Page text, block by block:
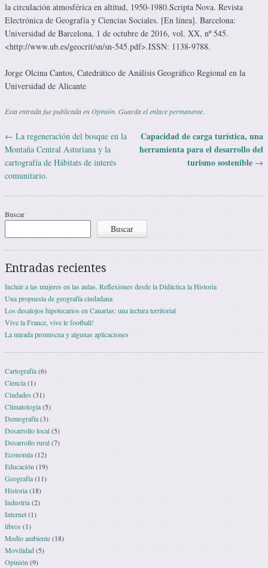
la circulación atmosférica en altitud, 1950-1980.Scripta Nova. Revista
Electrónica de Geografía y Ciencias Sociales. [En línea]. Barcelona:
Universidad de Barcelona, 1 de octubre de 2016, vol. XX, nº 545.
<http://www.ub.es/geocrit/sn/sn-545.pdf>.ISSN: 1138-9788.
Jorge Olcina Cantos, Catedrático de Análisis Geográfico Regional en la
Universidad de Alicante
Esta entrada fue publicada enOpinión. Guarda elenlace permanente.
Navegación de entradas
← La regeneración del bosque en la
Montaña Central Asturiana y la
cartografía de Hábitats de interés
comunitario.
Capacidad de carga turística, una
herramienta para el desarrollo del
turismo sostenible →
Buscar
Buscar
Entradas recientes
Incluir a las mujeres en las aulas. Reflexiones desde la Didáctica la Historia
Una propuesta de geografía ciudadana
Los desalojos hipotecarios en Canarias: una lectura territorial
Vive la France, vive le football!
La mirada promiscua y algunas aplicaciones
Cartografía(6)
Ciencia(1)
Ciudades (31)
Climatología(5)
Demografía(3)
Desarrollo local(5)
Desarrollo rural(7)
Economía(12)
Educación(19)
Geografía(11)
Historia(18)
Industria(2)
Internet(1)
libros (1)
Medio ambiente(18)
Movilidad(5)
Opinión(9)